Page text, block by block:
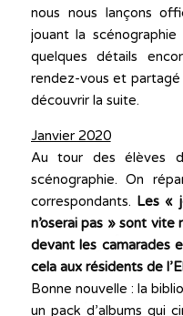
nous nous lançons
jouant la
quelques détails
rendez-vous et
découvrir la suite.
Janvier 2020
Au tour des élèves
scénographie. On
correspondants. Les «
n’oserai pas » sont
devant les camarades
cela aux résidents de
Bonne nouvelle : la
un pack d’albums qui